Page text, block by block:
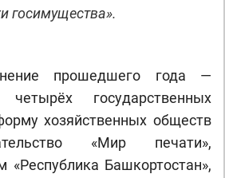
госимущества».
прошедшего года —
четырёх государственных
хозяйственных обществ
«Мир печати»,
«Республика Башкортостан»,